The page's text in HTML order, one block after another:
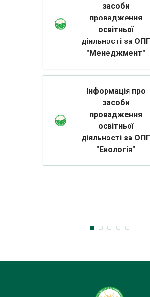
засоби
провадження
освітньої
діяльності за ОПП
"Менеджмент"
Інформація про
засоби
провадження
освітньої
діяльності за ОПП
"Екологія"